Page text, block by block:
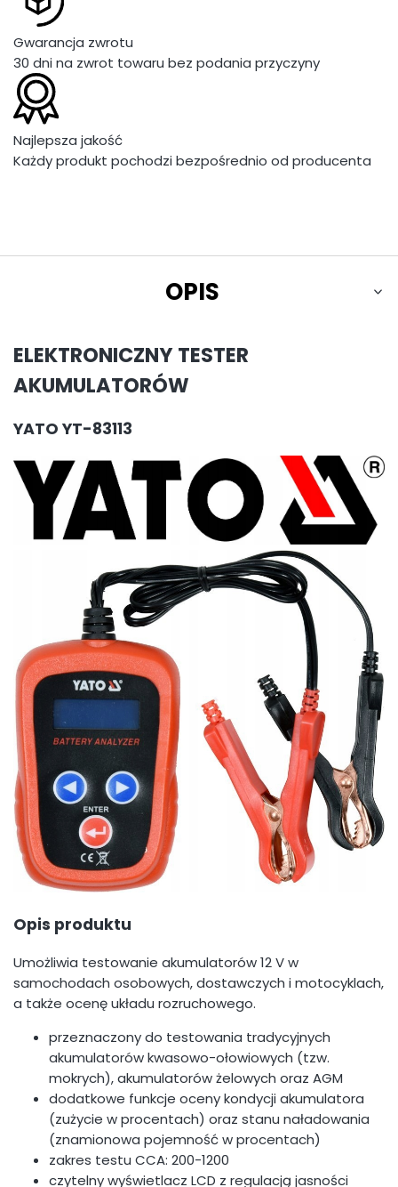
Gwarancja zwrotu
30 dni na zwrot towaru bez podania przyczyny
Najlepsza jakość
Każdy produkt pochodzi bezpośrednio od producenta
OPIS
ELEKTRONICZNY TESTER
AKUMULATORÓW
YATO YT-83113
Opis produktu
Umożliwia testowanie akumulatorów 12 V w
samochodach osobowych, dostawczych i motocyklach,
a także ocenę układu rozruchowego.
przeznaczony do testowania tradycyjnych
akumulatorów kwasowo-ołowiowych (tzw.
mokrych), akumulatorów żelowych oraz AGM
dodatkowe funkcje oceny kondycji akumulatora
(zużycie w procentach) oraz stanu naładowania
(znamionowa pojemność w procentach)
zakres testu CCA: 200-1200
czytelny wyświetlacz LCD z regulacją jasności